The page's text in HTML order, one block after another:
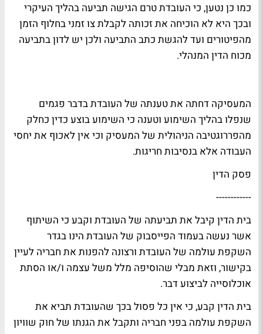
כמו כן נטען, כי העובדת טרם הגישה תביעה בהליך העיקרי
ובכך היא לא הוכיחה את זכותה לקבלת צו זמני בחלוף הזמן
מהפיטורים ועד להגשת כתב התביעה ולכן יש לדון בתביעה
מכוח הדין המנהלי.
המעסיקה דחתה את טענתה של העובדת בדבר פגמים
שנפלו בהליך השימוע וטענה כי השימוע בוצע כדין כחלק
מהפררוגטיבה הניהולית של המעסיק וכי אין לאכוף את יחסי
העבודה אלא בנסיבות חריגות.
פסק הדין
------------
בית הדין קיבל את תביעתה של העובדת וקבע כי השיתוף
אשר נעשה בעמוד הפייסבוק של העובדת הינו בגדר
השקפת עולמה של העובדת ורצונה להפנות את חבריה לעיין
בקישור, וזאת מבלי שהוסיפה מלל משל עצמה ו/או הסתת
אוכלוסייה לביצוע דבר.
בית הדין קבע, כי אין כל פסול בכך שהעובדת תביא את
השקפת עולמה בפני חבריה ותקבל את הגנתו של חוק שוויון